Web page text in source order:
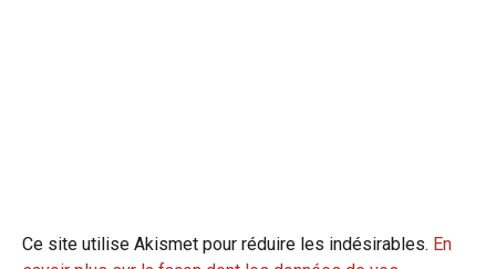
Ce site utilise Akismet pour réduire les indésirables. En